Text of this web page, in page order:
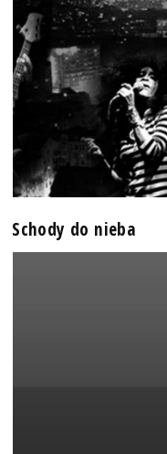
Schody do nieba